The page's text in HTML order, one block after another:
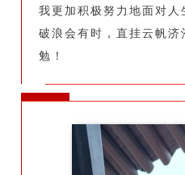
我更加积极努力地面对
破浪会有时，直挂云帆
勉！